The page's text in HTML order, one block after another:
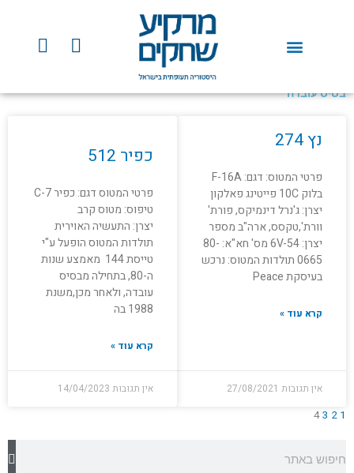
F
a
e
Y
o
t בסיס עובדה
נץ 274
פרטי המטוס: דגם: F-16A
בלוק 10C פייטינג פאלקון
יצרן: ג'נרל דינמיקס, פורת'
וורת',טקסס, ארה"ב מספר
יצרן: 6V-54 מס' חא"א: 80-
0665 תולדות המטוס: נרכש
בעיסקת Peace
קרא עוד »
אין תגובות 27/08/2021
כפיר 512
פרטי המטוס דגם: כפיר C-7
טיפוס: מטוס קרב
יצרן: התעשיה האוירית
תולדות המטוס הופעל ע"י
טייסת 144 מאמצע שנות
ה-80, בתחילה מבסיס
עובדה, ולאחר מכן,משנת
1988 בה
קרא עוד »
אין תגובות 14/04/2023
1
2
3
4